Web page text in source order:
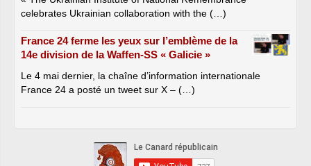
celebrates Ukrainian collaboration with the (…)
France 24 ferme les yeux sur l’emblème de la
14e division de la Waffen-SS « Galicie »
Le 4 mai dernier, la chaîne d’information internationale
France 24 a posté un tweet sur X – (…)